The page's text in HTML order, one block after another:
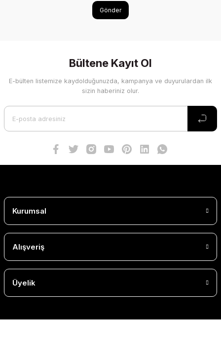
Gönder
Bültene Kayıt Ol
E-bülten listemize kaydolduğunuzda, kampanya ve duyurulardan ilk
sizin haberiniz olur.
Kurumsal
Alışveriş
Üyelik